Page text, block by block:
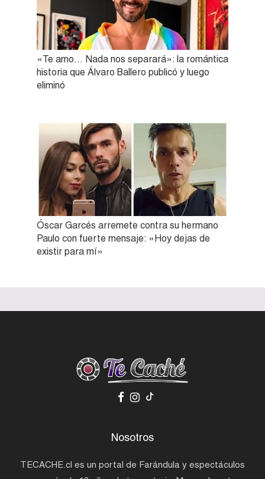
«Te amo… Nada nos separará»: la romántica
historia que Álvaro Ballero publicó y luego
eliminó
Óscar Garcés arremete contra su hermano
Paulo con fuerte mensaje: «Hoy dejas de
existir para mí»
Nosotros
TECACHE.cl es un portal de Farándula y espectáculos